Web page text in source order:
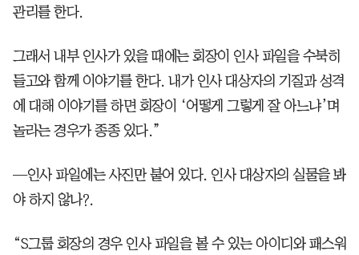
관리를 한다.
그래서 내부 인사가 있을 때에는 회장이 인사 파일을 수북히
들고와 함께 이야기를 한다. 내가 인사 대상자의 기질과 성격
에 대해 이야기를 하면 회장이 ‘어떻게 그렇게 잘 아느냐’며
놀라는 경우가 종종 있다.”
—인사 파일에는 사진만 붙어 있다. 인사 대상자의 실물을 봐
야 하지 않나?.
“S그룹 회장의 경우 인사 파일을 볼 수 있는 아이디와 패스워